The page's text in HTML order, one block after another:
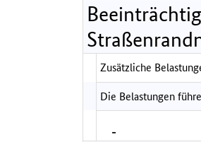
Zusätzliche
Die Belastungen
-